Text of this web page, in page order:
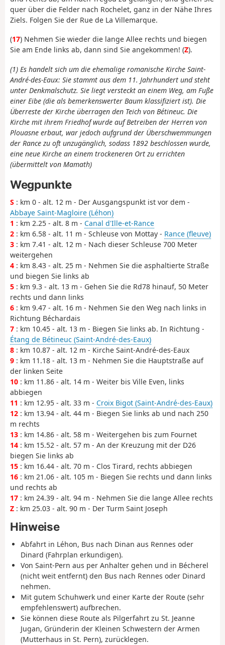
quer über die Felder nach Rochelet, ganz in der Nähe Ihres
Ziels. Folgen Sie der Rue de La Villemarque.
(17) Nehmen Sie wieder die lange Allee rechts und biegen
Sie am Ende links ab, dann sind Sie angekommen! (Z).
(1) Es handelt sich um die ehemalige romanische Kirche Saint-
André-des-Eaux: Sie stammt aus dem 11. Jahrhundert und steht
unter Denkmalschutz. Sie liegt versteckt an einem Weg, am Fuße
einer Eibe (die als bemerkenswerter Baum klassifiziert ist). Die
Überreste der Kirche überragen den Teich von Bétineuc. Die
Kirche mit ihrem Friedhof wurde auf Betreiben der Herren von
Plouasne erbaut, war jedoch aufgrund der Überschwemmungen
der Rance zu oft unzugänglich, sodass 1892 beschlossen wurde,
eine neue Kirche an einem trockeneren Ort zu errichten
(übermittelt von Mamath)
Wegpunkte
S : km 0 - alt. 12 m - Der Ausgangspunkt ist vor dem -
Abbaye Saint-Magloire (Léhon)
1 : km 2.25 - alt. 8 m - Canal d'Ille-et-Rance
2 : km 6.58 - alt. 11 m - Schleuse von Mottay - Rance (fleuve)
3 : km 7.41 - alt. 12 m - Nach dieser Schleuse 700 Meter
weitergehen
4 : km 8.43 - alt. 25 m - Nehmen Sie die asphaltierte Straße
und biegen Sie links ab
5 : km 9.3 - alt. 13 m - Gehen Sie die Rd78 hinauf, 50 Meter
rechts und dann links
6 : km 9.47 - alt. 16 m - Nehmen Sie den Weg nach links in
Richtung Béchardais
7 : km 10.45 - alt. 13 m - Biegen Sie links ab. In Richtung -
Étang de Bétineuc (Saint-André-des-Eaux)
8 : km 10.87 - alt. 12 m - Kirche Saint-André-des-Eaux
9 : km 11.18 - alt. 13 m - Nehmen Sie die Hauptstraße auf
der linken Seite
10 : km 11.86 - alt. 14 m - Weiter bis Ville Even, links
abbiegen
11 : km 12.95 - alt. 33 m - Croix Bigot (Saint-André-des-Eaux)
12 : km 13.94 - alt. 44 m - Biegen Sie links ab und nach 250
m rechts
13 : km 14.86 - alt. 58 m - Weitergehen bis zum Fournet
14 : km 15.52 - alt. 57 m - An der Kreuzung mit der D26
biegen Sie links ab
15 : km 16.44 - alt. 70 m - Clos Tirard, rechts abbiegen
16 : km 21.06 - alt. 105 m - Biegen Sie rechts und dann links
und rechts ab
17 : km 24.39 - alt. 94 m - Nehmen Sie die lange Allee rechts
Z : km 25.03 - alt. 90 m - Der Turm Saint Joseph
Hinweise
Abfahrt in Léhon, Bus nach Dinan aus Rennes oder
Dinard (Fahrplan erkundigen).
Von Saint-Pern aus per Anhalter gehen und in Bécherel
(nicht weit entfernt) den Bus nach Rennes oder Dinard
nehmen.
Mit gutem Schuhwerk und einer Karte der Route (sehr
empfehlenswert) aufbrechen.
Sie können diese Route als Pilgerfahrt zu St. Jeanne
Jugan, Gründerin der Kleinen Schwestern der Armen
(Mutterhaus in St. Pern), zurücklegen.